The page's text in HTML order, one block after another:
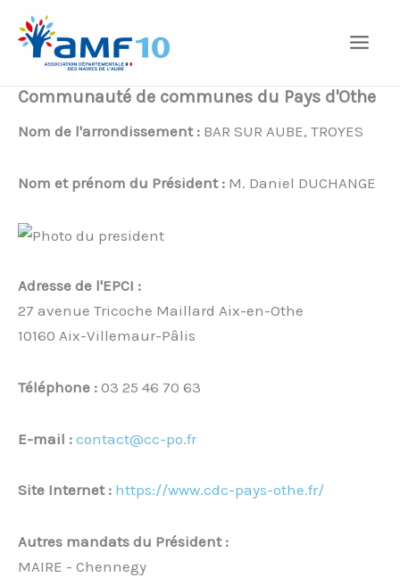
contenu
Communauté de communes du Pays d'Othe
Nom de l'arrondissement : BAR SUR AUBE, TROYES
Nom et prénom du Président : M. Daniel DUCHANGE
Adresse de l'EPCI :
27 avenue Tricoche Maillard Aix-en-Othe
10160 Aix-Villemaur-Pâlis
Téléphone : 03 25 46 70 63
E-mail : contact@cc-po.fr
Site Internet : https://www.cdc-pays-othe.fr/
Autres mandats du Président :
MAIRE - Chennegy